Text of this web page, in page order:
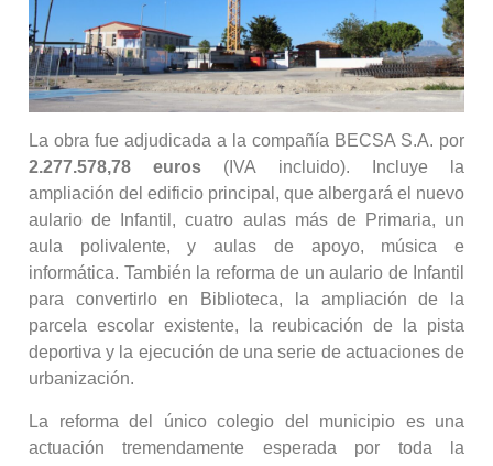
La obra fue adjudicada a la compañía BECSA S.A. por
2.277.578,78 euros (IVA incluido). Incluye la
ampliación del edificio principal, que albergará el nuevo
aulario de Infantil, cuatro aulas más de Primaria, un
aula polivalente, y aulas de apoyo, música e
informática. También la reforma de un aulario de Infantil
para convertirlo en Biblioteca, la ampliación de la
parcela escolar existente, la reubicación de la pista
deportiva y la ejecución de una serie de actuaciones de
urbanización.
La reforma del único colegio del municipio es una
actuación tremendamente esperada por toda la